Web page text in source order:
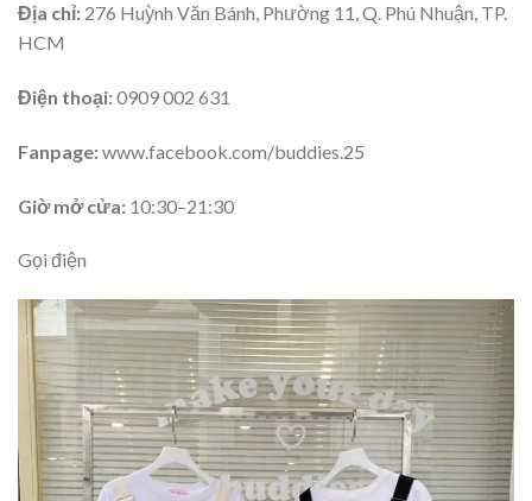
Địa chỉ: 276 Huỳnh Văn Bánh, Phường 11, Q. Phú Nhuận, TP.
HCM
Điện thoại:0909 002 631
Fanpage:www.facebook.com/buddies.25
Giờ mở cửa: 10:30–21:30
Gọi điện